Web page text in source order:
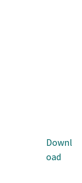
Downl
oad